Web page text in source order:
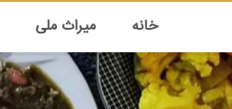
خانه میراث ملی